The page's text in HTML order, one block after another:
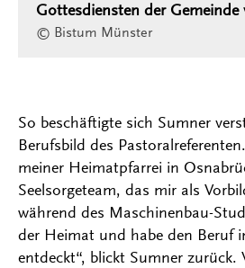
Gottesdiensten der Gemeinde
© Bistum Münster
So beschäftigte sich Sumner
Berufsbild des
meiner Heimatpfarrei in
Seelsorgeteam, das mir als
während des Maschinenbau-
der Heimat und habe den Beruf
entdeckt“, blickt Sumner zurück.